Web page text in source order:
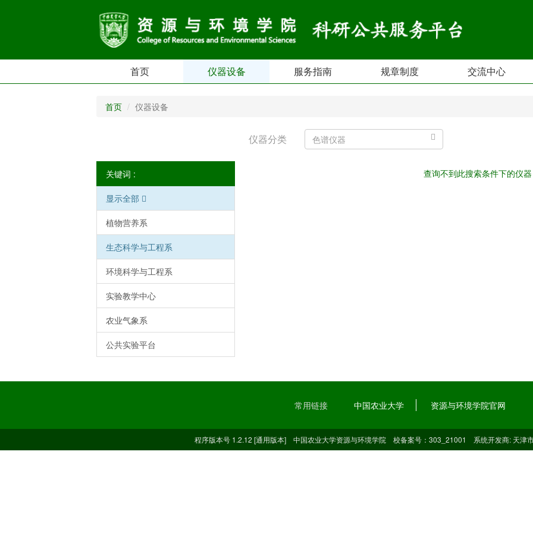
首页 仪器设备 服务指南 规章制度 交流中心
首页 仪器设备
色谱仪器
仪器分类
关键词 :
显示全部
植物营养系
生态科学与工程系
环境科学与工程系
实验教学中心
农业气象系
公共实验平台
查询不到此搜索条件下的仪器
常用链接 中国农业大学 资源与环境学院官网
程序版本号 1.2.12 [通用版本] 中国农业大学资源与环境学院 校备案号：303_21001 系统开发商: 天津